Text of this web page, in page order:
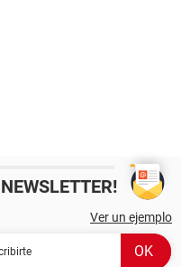
Ver un ejemplo